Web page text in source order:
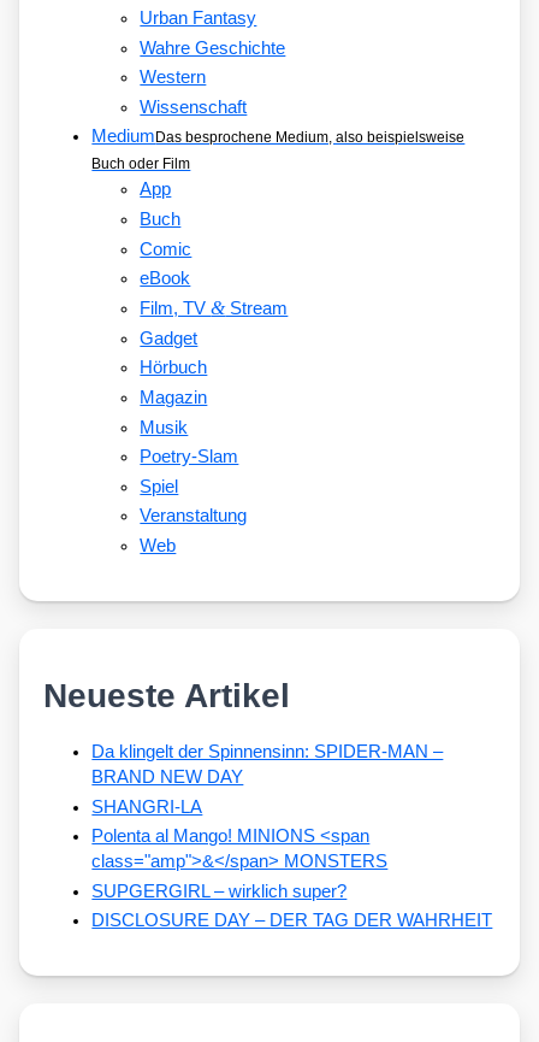
Urban Fantasy
Wahre Geschichte
Western
Wissenschaft
Medium Das besprochene Medium, also beispielsweise
Buch oder Film
App
Buch
Comic
eBook
Film, TV&Stream
Gadget
Hörbuch
Magazin
Musik
Poetry-Slam
Spiel
Veranstaltung
Web
Neueste Artikel
Da klingelt der Spinnensinn: SPIDER-MAN –
BRAND NEW DAY
SHANGRI-LA
Polenta al Mango! MINIONS <span
class="amp">&</span> MONSTERS
SUPGERGIRL – wirklich super?
DISCLOSURE DAY – DER TAG DER WAHRHEIT